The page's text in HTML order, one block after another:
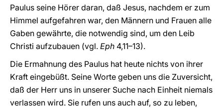
Paulus seine Hörer daran, daß Jesus, nachdem er zum
Himmel aufgefahren war, den Männern und Frauen alle
Gaben gewährte, die notwendig sind, um den Leib
Christi aufzubauen (vgl. Eph 4,11–13).
Die Ermahnung des Paulus hat heute nichts von ihrer
Kraft eingebüßt. Seine Worte geben uns die Zuversicht,
daß der Herr uns in unserer Suche nach Einheit niemals
verlassen wird. Sie rufen uns auch auf, so zu leben,